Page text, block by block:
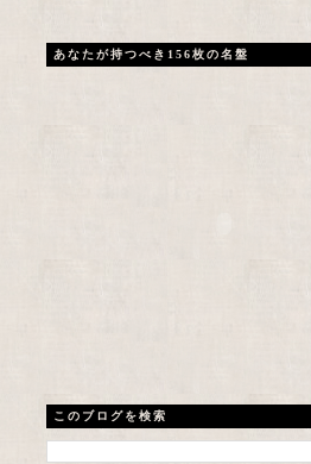
あなたが持つべき156枚の名盤
このブログを検索